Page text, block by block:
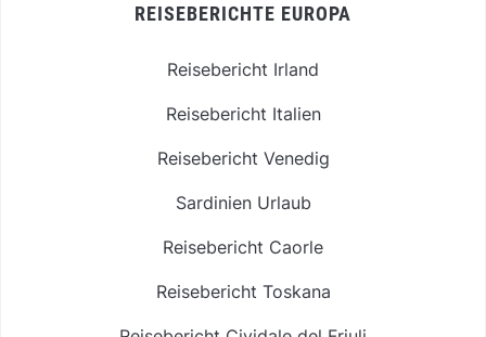
REISEBERICHTE EUROPA
Reisebericht Irland
Reisebericht Italien
Reisebericht Venedig
Sardinien Urlaub
Reisebericht Caorle
Reisebericht Toskana